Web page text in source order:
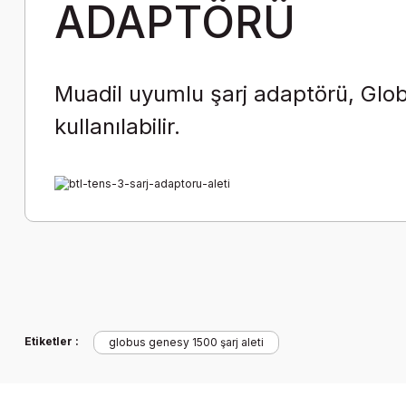
ADAPTÖRÜ
Muadil uyumlu şarj adaptörü,
kullanılabilir.
Etiketler : globus genesy 1500 şarj aleti